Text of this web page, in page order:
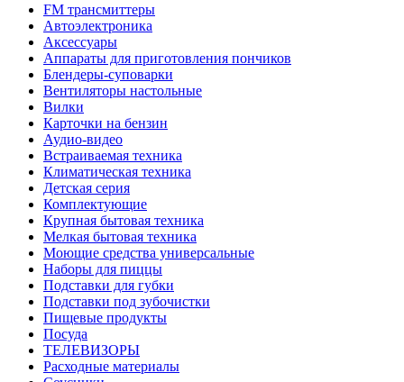
FM трансмиттеры
Автоэлектроника
Аксессуары
Аппараты для приготовления пончиков
Блендеры-суповарки
Вентиляторы настольные
Вилки
Карточки на бензин
Аудио-видео
Встраиваемая техника
Климатическая техника
Детская серия
Комплектующие
Крупная бытовая техника
Мелкая бытовая техника
Моющие средства универсальные
Наборы для пиццы
Подставки для губки
Подставки под зубочистки
Пищевые продукты
Посуда
ТЕЛЕВИЗОРЫ
Расходные материалы